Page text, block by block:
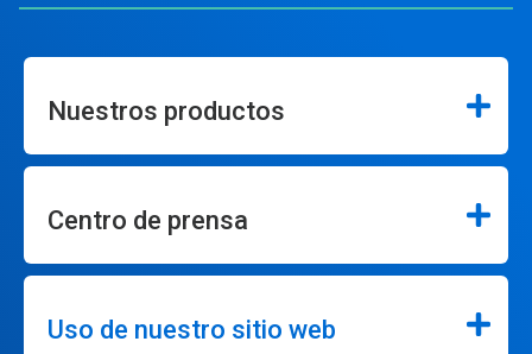
Nuestros productos
Centro de prensa
Uso de nuestro sitio web